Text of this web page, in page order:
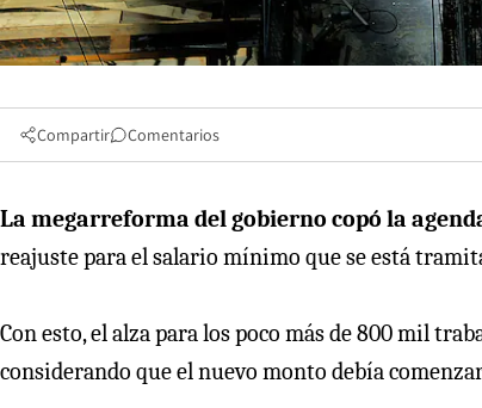
Compartir Comentarios
La megarreforma del gobierno copó la
reajuste para el salario mínimo que se está
Con esto, el alza para los poco más de 800 mil
considerando que el nuevo monto debía